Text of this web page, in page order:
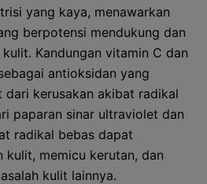
yang kaya, menawarkan
berpotensi mendukung dan
Kandungan vitamin C dan
antioksidan yang
dari kerusakan akibat radikal
paparan sinar ultraviolet dan
radikal bebas dapat
kulit, memicu kerutan, dan
kulit lainnya.